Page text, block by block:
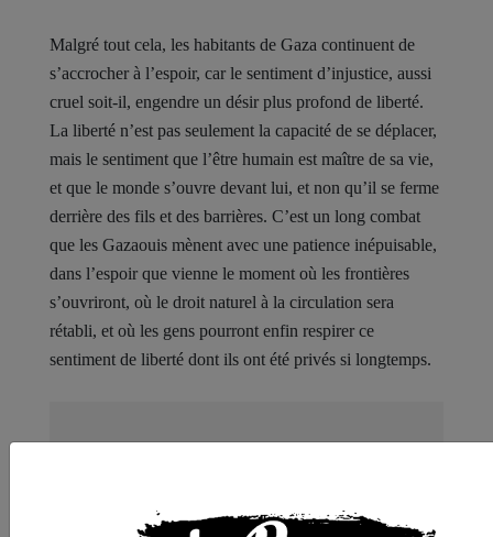
Malgré tout cela, les habitants de Gaza continuent de
s’accrocher à l’espoir, car le sentiment d’injustice, aussi
cruel soit-il, engendre un désir plus profond de liberté.
La liberté n’est pas seulement la capacité de se déplacer,
mais le sentiment que l’être humain est maître de sa vie,
et que le monde s’ouvre devant lui, et non qu’il se ferme
derrière des fils et des barrières. C’est un long combat
que les Gazaouis mènent avec une patience inépuisable,
dans l’espoir que vienne le moment où les frontières
s’ouvriront, où le droit naturel à la circulation sera
rétabli, et où les gens pourront enfin respirer ce
sentiment de liberté dont ils ont été privés si longtemps.
indépendante doit être accessible à